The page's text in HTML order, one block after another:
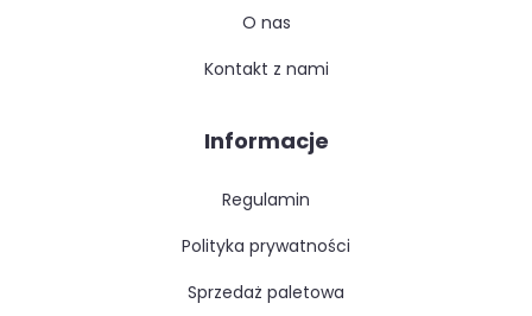
o nas
kontakt z nami
Informacje
regulamin
polityka prywatności
sprzedaż paletowa